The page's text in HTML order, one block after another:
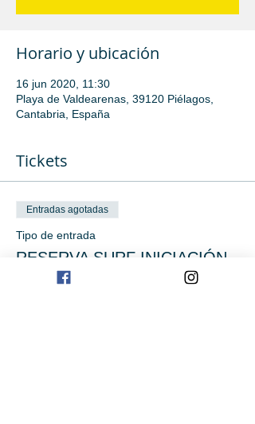
Horario y ubicación
16 jun 2020, 11:30
Playa de Valdearenas, 39120 Piélagos,
Cantabria, España
Tickets
Entradas agotadas
Tipo de entrada
RESERVA SURF INICIACIÓN